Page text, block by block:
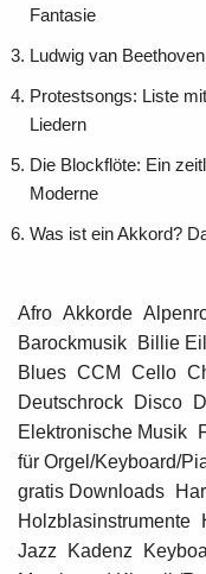
Fantasie
Ludwig van
Protestsongs: Liste
Liedern
Die Blockflöte: Ein
Moderne
Was ist ein Akkord?
Afro Akkorde
Barockmusik Billie
Blues CCM Cello
Deutschrock Disco
Elektronische Musik
für Orgel/Keyboard/
gratis Downloads
Holzblasinstrumente
Jazz
Kadenz